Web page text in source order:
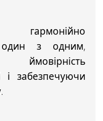
гармонійно
один з одним,
і забезпечуючи